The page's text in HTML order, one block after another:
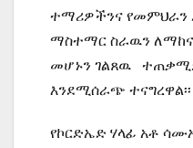
ተማሪዎችንና የመምህራን
ማስተማር ስራዉን
መሆኑን ገልጸዉ
እንደሚሰራጭ ተናግረዋል፡፡
የኮርድኤድ ሃላፊ አቶ